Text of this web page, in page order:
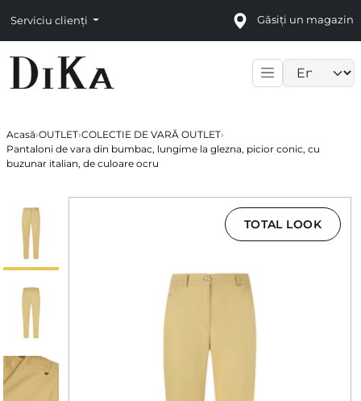
Serviciu clienți Găsiți un magazin
Acasă›OUTLET›COLECTIE DE VARĂ OUTLET›
Pantaloni de vara din bumbac, lungime la glezna, picior conic, cu
buzunar italian, de culoare ocru
TOTAL LOOK